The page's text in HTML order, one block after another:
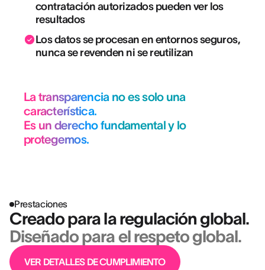
contratación autorizados pueden ver los
resultados
Los datos se procesan en entornos seguros,
nunca se revenden ni se reutilizan
La transparencia no es solo una
característica.
Es un derecho fundamental y lo
protegemos.
Prestaciones
Creado para la regulación global.
Diseñado para el respeto global.
VER DETALLES DE CUMPLIMIENTO